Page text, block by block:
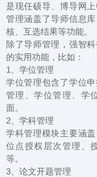
是现任硕导、博导网
管理涵盖了导师信息
核、互选结果等功能。
除了导师管理，强智
的实用功能，比如：
1、学位管理
学位管理包含了学位
管理、学位管理、学
面。
2、学科管理
学科管理模块主要涵
位点授权层次管理、
等。
3、论文开题管理